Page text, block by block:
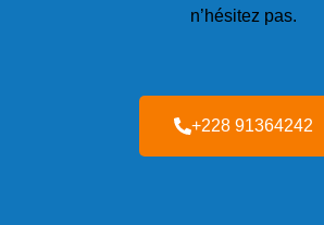
n’hésitez pas.
+228 91364242